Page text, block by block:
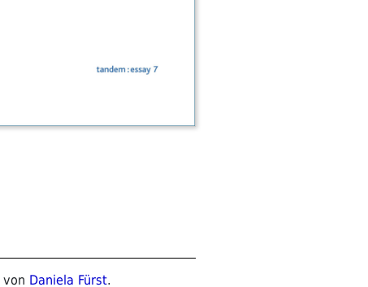
von Daniela Fürst.